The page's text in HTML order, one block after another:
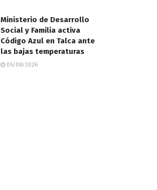
Ministerio de Desarrollo
Social y Familia activa
Código Azul en Talca ante
las bajas temperaturas
05/08/2026